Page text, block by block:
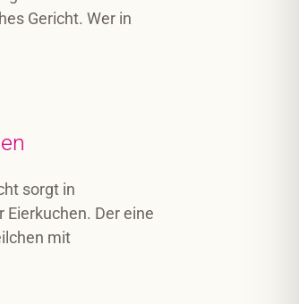
Gericht. Wer in
sorgt in
Der eine
mit